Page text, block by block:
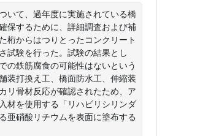
いて、過年度に実施されている橋
保するために、詳細調査および補
桁からはつりとったコンクリート
試験を行った。試験の結果とし
の鉄筋腐食の可能性はないという
装打換え工、橋面防水工、伸縮装
リ骨材反応が確認されたため、ア
材を使用する「リハビリシリンダ
亜硝酸リチウムを表面に塗布する